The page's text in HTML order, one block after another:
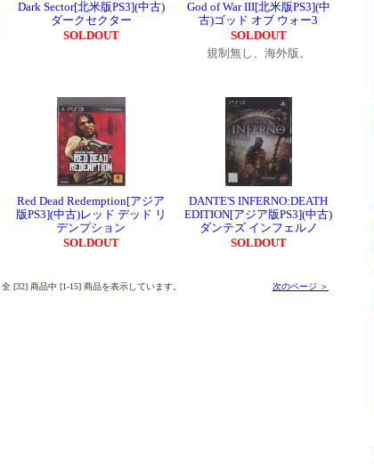
Dark Sector[北米版PS3](中古)
ダークセクター
SOLDOUT
God of War III[北米版PS3](中
古)ゴッド オブ ウォー3
SOLDOUT
規制無し、海外版。
Red Dead Redemption[アジア
版PS3](中古)レッド デッド リ
デンプション
SOLDOUT
DANTE'S INFERNO:DEATH
EDITION[アジア版PS3](中古)
ダンテズ インフェルノ
SOLDOUT
全 [32] 商品中 [1-15] 商品を表示しています。 次のページ ＞